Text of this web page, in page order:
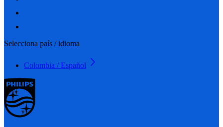
Selecciona país / idioma
Colombia / Español